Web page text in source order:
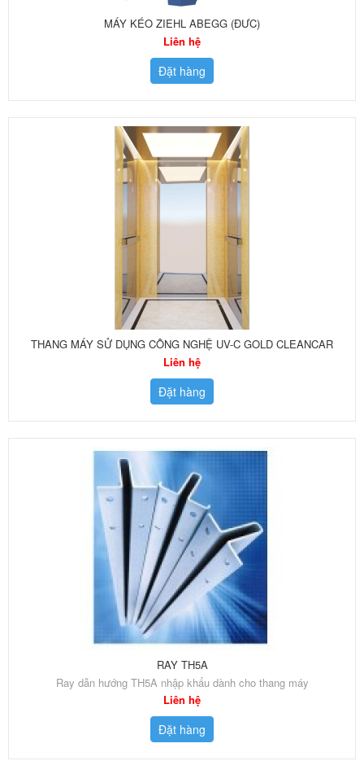
MÁY KÉO ZIEHL ABEGG (ĐƯC)
Liên hệ
Đặt hàng
THANG MÁY SỬ DỤNG CÔNG NGHỆ UV-C GOLD CLEANCAR
Liên hệ
Đặt hàng
RAY TH5A
Ray dẫn hướng TH5A nhập khẩu dành cho thang máy
Liên hệ
Đặt hàng